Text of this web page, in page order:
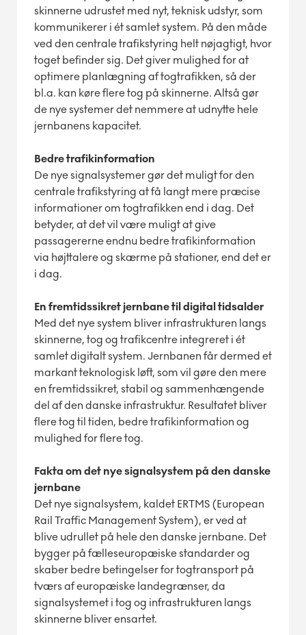
skinnerne udrustet med nyt, teknisk udstyr, som
kommunikerer i ét samlet system. På den måde
ved den centrale trafikstyring helt nøjagtigt, hvor
toget befinder sig. Det giver mulighed for at
optimere planlægning af togtrafikken, så der
bl.a. kan køre flere tog på skinnerne. Altså gør
de nye systemer det nemmere at udnytte hele
jernbanens kapacitet.
Bedre trafikinformation
De nye signalsystemer gør det muligt for den
centrale trafikstyring at få langt mere præcise
informationer om togtrafikken end i dag. Det
betyder, at det vil være muligt at give
passagererne endnu bedre trafikinformation
via højttalere og skærme på stationer, end det er
i dag.
En fremtidssikret jernbane til digital tidsalder
Med det nye system bliver infrastrukturen langs
skinnerne, tog og trafikcentre integreret i ét
samlet digitalt system. Jernbanen får dermed et
markant teknologisk løft, som vil gøre den mere
en fremtidssikret, stabil og sammenhængende
del af den danske infrastruktur. Resultatet bliver
flere tog til tiden, bedre trafikinformation og
mulighed for flere tog.
Fakta om det nye signalsystem på den danske
jernbane
Det nye signalsystem, kaldet ERTMS (European
Rail Traffic Management System), er ved at
blive udrullet på hele den danske jernbane. Det
bygger på fælleseuropæiske standarder og
skaber bedre betingelser for togtransport på
tværs af europæiske landegrænser, da
signalsystemet i tog og infrastrukturen langs
skinnerne bliver ensartet.